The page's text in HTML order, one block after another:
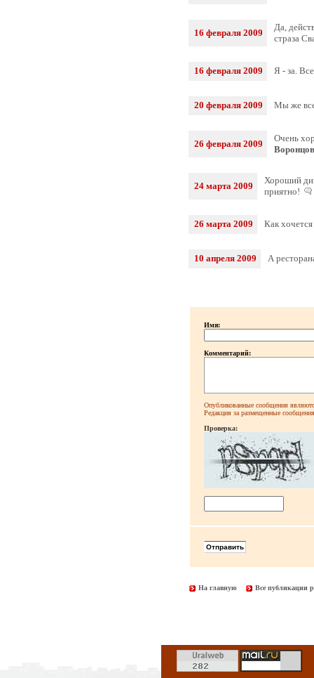
16 февраля 2009
Да,
страза
16 февраля 2009 Я - за.
20 февраля 2009 Мы же
26 февраля 2009
Очень
24 марта 2009
Хороший
приятно!
26 марта 2009 Как
10 апреля 2009 А
Имя:
Комментарий:
Опубликованные сообщения
Редакция за размещенные сообщения
Проверка:
На главную Все публикации